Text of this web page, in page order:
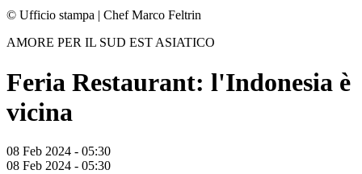
© Ufficio stampa | Chef Marco Feltrin
AMORE PER IL SUD EST ASIATICO
Feria Restaurant: l'Indonesia è
vicina
08 Feb 2024 - 05:30
08 Feb 2024 - 05:30